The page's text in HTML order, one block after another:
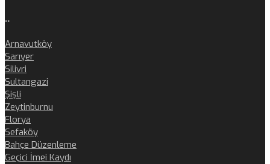
..
Arnavutköy
Sarıyer
Silivri
Sultangazi
Şişli
Zeytinburnu
Florya
Sefaköy
Bahçe Düzenleme
Geçici İmei Kaydı